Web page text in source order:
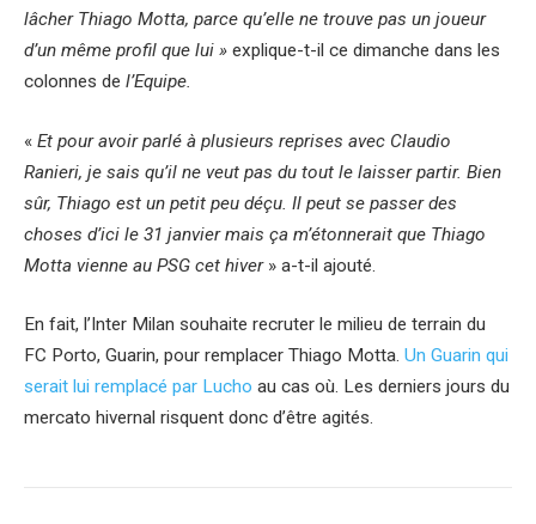
lâcher Thiago Motta, parce qu’elle ne trouve pas un joueur
d’un même profil que lui » explique-t-il ce dimanche dans les
colonnes de l’Equipe.
« Et pour avoir parlé à plusieurs reprises avec Claudio
Ranieri, je sais qu’il ne veut pas du tout le laisser partir. Bien
sûr, Thiago est un petit peu déçu. Il peut se passer des
choses d’ici le 31 janvier mais ça m’étonnerait que Thiago
Motta vienne au PSG cet hiver» a-t-il ajouté.
En fait, l’Inter Milan souhaite recruter le milieu de terrain du
FC Porto, Guarin, pour remplacer Thiago Motta. Un Guarin qui
serait lui remplacé par Lucho au cas où. Les derniers jours du
mercato hivernal risquent donc d’être agités.